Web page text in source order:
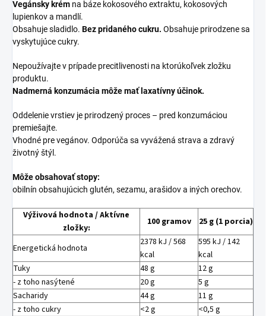
Vegánsky krém na báze kokosového extraktu, kokosových
lupienkov a mandlí.
Obsahuje sladidlo. Bez pridaného cukru. Obsahuje prirodzene sa
vyskytujúce cukry.
Nepoužívajte v prípade precitlivenosti na ktorúkoľvek zložku
produktu.
Nadmerná konzumácia môže mať laxatívny účinok.
Oddelenie vrstiev je prirodzený proces – pred konzumáciou
premiešajte.
Vhodné pre vegánov. Odporúča sa vyvážená strava a zdravý
životný štýl.
Môže obsahovať stopy:
obilnín obsahujúcich glutén, sezamu, arašidov a iných orechov.
Výživová hodnota / Aktívne
zložky:
100 gramov 25 g (1 porcia)
Energetická hodnota
2378 kJ / 568
kcal
595 kJ / 142
kcal
Tuky
48 g
12 g
- z toho nasýtené
20 g
5 g
Sacharidy
44 g
11 g
- z toho cukry
<2 g
<0,5 g